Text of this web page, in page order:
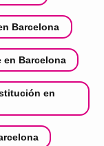
Barcelona
en Barcelona
en